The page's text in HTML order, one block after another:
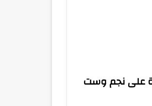
على نجم وست